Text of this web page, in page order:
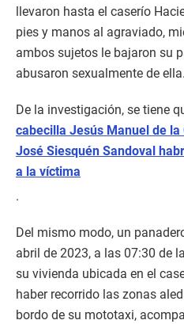
llevaron hasta el caserío
pies y manos al agraviado,
ambos sujetos le bajaron su
abusaron sexualmente de ella.
De la investigación, se tiene
cabecilla Jesús Manuel de
José Siesquén Sandoval
a la víctima
.
Del mismo modo, un
abril de 2023, a las 07:30 de
su vivienda ubicada en el
haber recorrido las zonas
bordo de su mototaxi,